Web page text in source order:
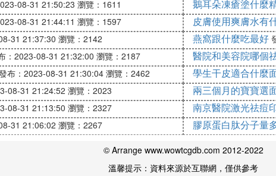
牛霜和一般面霜使用方法沒有什麼區別，留心使用注
要買到假貨。
的，但是這瓶怎麼打開用呢我擰了一下，打
瓶蓋後，輕嘩兆液輕按一下中間就會擠出面霜。
提供整日清爽保濕；減弱細紋生成，毛孔收緊提升，改
最終一步，按壓取出面霜於掌心延展開，塗抹於面部，
08-31 21:50:23 瀏覽：1611 鵝耳朵凍瘡塗什麼
08-31 21:44:11 瀏覽：1597 皮膚使用爽膚水有
31 21:37:30 瀏覽：2142 燕窩跟什麼吃最好
：2023-08-31 21:32:00 瀏覽：2187 醫院和美容院哪個
布：2023-08-31 21:30:04瀏覽：2462 學生干皮適合什麼
08-31 21:24:52 瀏覽：2023 兩三個月的寶寶選
08-31 21:13:50 瀏覽：2327 南京醫院激光祛痘
31 21:06:02 瀏覽：2267 膠原蛋白肽分子量
© Arrange www.wowtcgdb.com 2012-2022
溫馨提示：資料來源於互聯網，僅供參考